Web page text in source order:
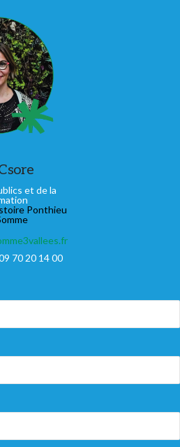
et de la
Ponthieu
70 20 14 00